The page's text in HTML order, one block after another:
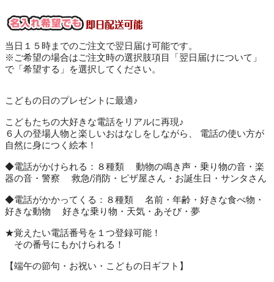
当日１５時までのご注文で翌日届け可能です。
※ご希望の場合はご注文時の選択肢項目「翌日届けについて」
で「希望する」を選択してください。
こどもの日のプレゼントに最適♪
こどもたちの大好きな電話をリアルに再現♪
６人の登場人物と楽しいおはなしをしながら、 電話の使い方が
自然に身につく絵本！
◆電話がかけられる：８種類 動物の鳴き声・乗り物の音・楽
器の音・警察 救急/消防・ピザ屋さん・お誕生日・サンタさん
◆電話がかかってくる：８種類 名前・年齢・好きな食べ物・
好きな動物 好きな乗り物・天気・あそび・夢
★覚えたい電話番号を１つ登録可能！
その番号にもかけられる！
【端午の節句・お祝い・こどもの日ギフト】